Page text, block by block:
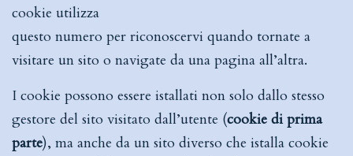
cookie utilizza
questo numero per riconoscervi quando tornate a
visitare un sito o navigate da una pagina all’altra.
I cookie possono essere istallati non solo dallo stesso
gestore del sito visitato dall’utente (cookie di prima
parte), ma anche da un sito diverso che istalla cookie